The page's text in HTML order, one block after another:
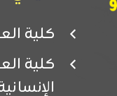
كلية
كلية